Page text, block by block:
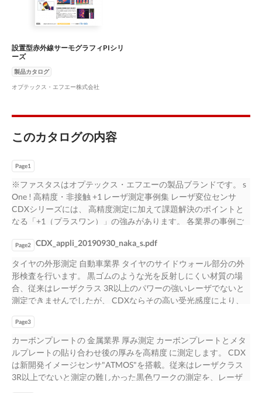
設置型赤外線サーモグラフィPIシリ
ーズ
製品カタログ
オプテックス・エフエー株式会社
このカタログの内容
Page1
※ファスタスはオプテックス・エフエーの製品ブランドです。 s
One ! 高精度・非接触 +1 レーザ測定事例集 レーザ変位センサ
CDXシリーズには、 高精度測定に加えて課題解決のポイントと
なる「+1（プラスワン）」の強みがあります。 各業界の事例ご
車業界 金属業界 機械業界 電機業界 FPD 業界 ゴム業界 その他 オ
プテックス・エフエー株式会社 Plu
Page2 CDX_appli_20190930_naka_s.pdf
タイヤの外形測定 自動車業界 タイヤのサイドウォール部分の外
形検査を行います。 黒ゴムのような光を反射しにくい材質の場
合、従来はレーザクラス 3R以上のパワーの強いレーザでないと
測定できませんでしたが、 CDXならその高い受光感度により、
保しながら、黒色ワークでの高い 測定安定性を実現していま
す。 s One ! +1 高感度 型 式：CDX-W85 測定距離：85±20mm ク
ラス1レーザで 分 解 能：0.1μm 目の安全性を確保 ロボットアー
ムの位置決め 自動車業界 ロボットにとって、ワークの傾いた個
所と平行な個所を加工するのは 困難な場合があります。 CDXを3
Page3
カーボンプレートの 金属業界 厚み測定 カーボンプレートとメタ
ルプレートの貼り合わせ後の厚みを高精度 に測定します。 CDX
は新開発イメージセンサ"ATMOS"を搭載。従来はレーザクラス
3R以上でないと測定の難しかった黒色ワークの測定を、レーザ